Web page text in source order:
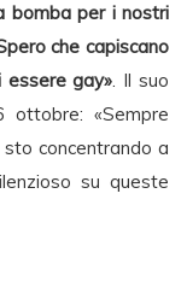
bomba per i nostri
che capiscano
gay». Il suo
«Sempre
concentrando a
su queste